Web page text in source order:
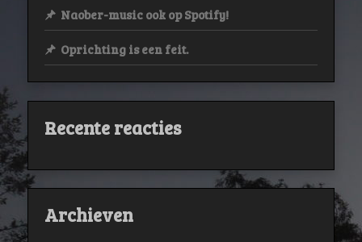
Naober-music ook op Spotify!
Oprichting is een feit.
Recente reacties
Archieven